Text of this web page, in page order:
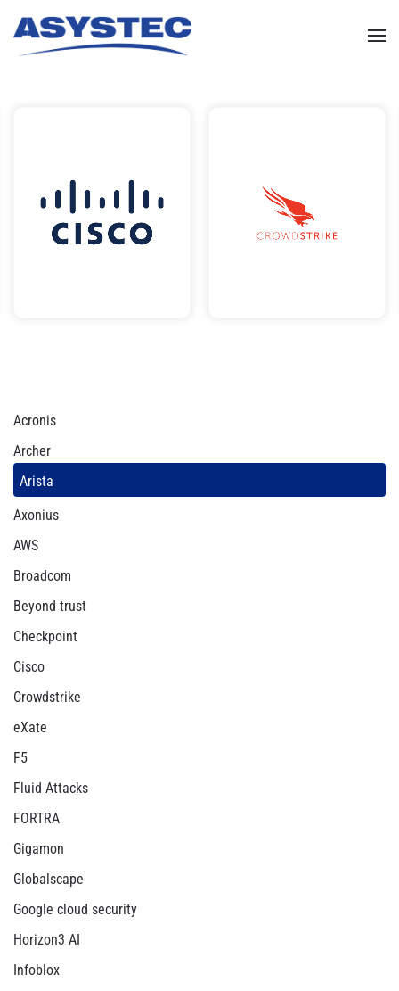
Skip to main content
Acronis
Archer
Arista
Axonius
AWS
Broadcom
Beyond trust
Checkpoint
Cisco
Crowdstrike
eXate
F5
Fluid Attacks
FORTRA
Gigamon
Globalscape
Google cloud security
Horizon3 AI
Infoblox